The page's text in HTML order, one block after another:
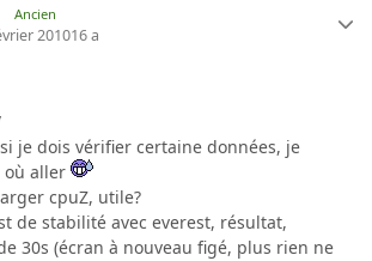
Ancien
201016 a
je dois vérifier certaine données, je
où aller
cpuZ, utile?
de stabilité avec everest, résultat,
30s (écran à nouveau figé, plus rien ne